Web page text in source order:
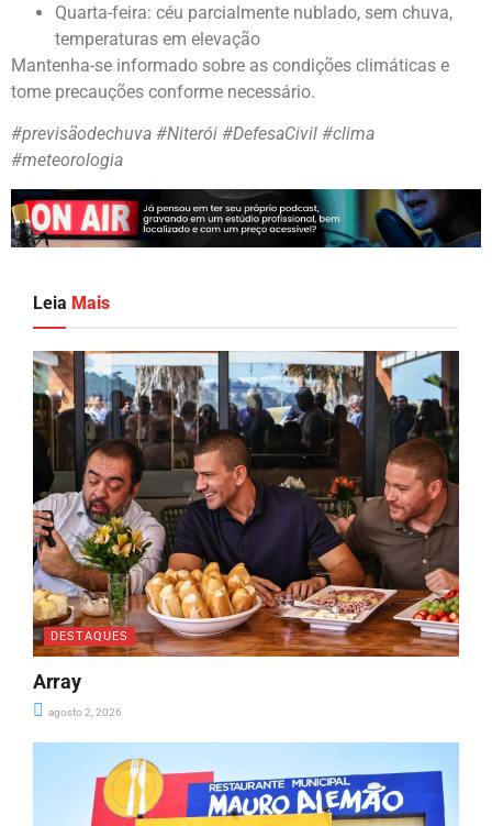
Quarta-feira: céu parcialmente nublado, sem chuva,
temperaturas em elevação
Mantenha-se informado sobre as condições climáticas e
tome precauções conforme necessário.
#previsãodechuva #Niterói #DefesaCivil #clima
#meteorologia
Leia Mais
DESTAQUES
Array
agosto 2, 2026